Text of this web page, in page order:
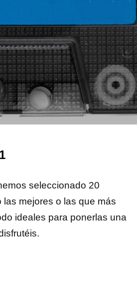
seleccionado 20
mejores o las que más
ideales para ponerlas una